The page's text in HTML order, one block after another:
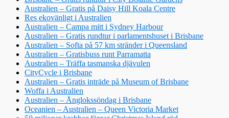
Australien – Gratis på Daisy Hill Koala Centre
Res ekovänligt i Australien
Australien – Campa mitt i Sydney Harbour
Australien – Gratis rundtur i parlamentshuset i Brisbane
Australien – Softa på 57 km stränder i Queensland
Australien – Gratisbuss runt Parramatta
Australien – Träffa tasmanska djävulen
CityCycle i Brisbane
Australien – Gratis inträde på Museum of Brisbane
Woffa i Australien
Australien – Ånglokssöndag i Brisbane
Oceanien – Australien – Queen Victoria Market